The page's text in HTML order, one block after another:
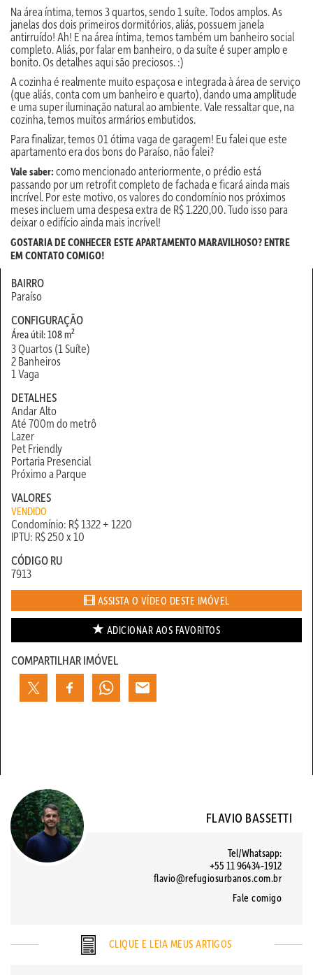
Na área íntima, temos 3 quartos, sendo 1 suíte. Todos amplos. As
janelas dos dois primeiros dormitórios, aliás, possuem janela
antirruído! Ah! E na área íntima, temos também um banheiro social
completo. Aliás, por falar em banheiro, o da suíte é super amplo e
bonito. Os detalhes aqui são preciosos. :)
A cozinha é realmente muito espaçosa e integrada à área de serviço
(que aliás, conta com um banheiro e quarto), dando uma amplitude
e uma super iluminação natural ao ambiente. Vale ressaltar que, na
cozinha, temos muitos armários embutidos.
Para finalizar, temos 01 ótima vaga de garagem! Eu falei que este
apartamento era dos bons do Paraíso, não falei?
Vale saber: como mencionado anteriormente, o prédio está
passando por um retrofit completo de fachada e ficará ainda mais
incrível. Por este motivo, os valores do condomínio nos próximos
meses incluem uma despesa extra de R$ 1.220,00. Tudo isso para
deixar o edifício ainda mais incrível!
GOSTARIA DE CONHECER ESTE APARTAMENTO MARAVILHOSO? ENTRE
EM CONTATO COMIGO!
BAIRRO
Paraíso
CONFIGURAÇÃO
Área útil: 108 m2
3 Quartos (1 Suíte)
2 Banheiros
1 Vaga
DETALHES
Andar Alto
Até 700m do metrô
Lazer
Pet Friendly
Portaria Presencial
Próximo a Parque
VALORES
VENDIDO
Condomínio: R$ 1322 + 1220
IPTU: R$ 250 x 10
CÓDIGO RU
7913
ASSISTA O VÍDEO DESTE IMÓVEL
ADICIONAR AOS FAVORITOS
COMPARTILHAR IMÓVEL
FLAVIO BASSETTI
Tel/Whatsapp:
+55 11 96434-1912
flavio@refugiosurbanos.com.br
Fale comigo
CLIQUE E LEIA MEUS ARTIGOS